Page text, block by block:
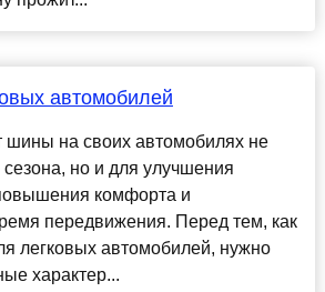
автомобилей
шины на своих автомобилях не
но и для улучшения
комфорта и
передвижения. Перед тем, как
легковых автомобилей, нужно
характер...